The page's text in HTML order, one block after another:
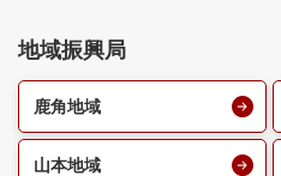
地域振興局
鹿角地域
山本地域